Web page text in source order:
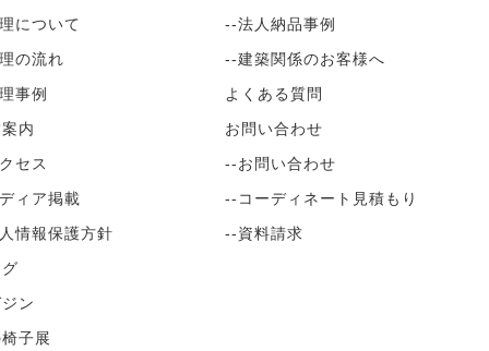
について
の流れ
事例
内
セス
ィア掲載
情報保護方針
ン
子展
--法人納品事例
--建築関係のお客様へ
よくある質問
お問い合わせ
--お問い合わせ
--コーディネート見積もり
--資料請求